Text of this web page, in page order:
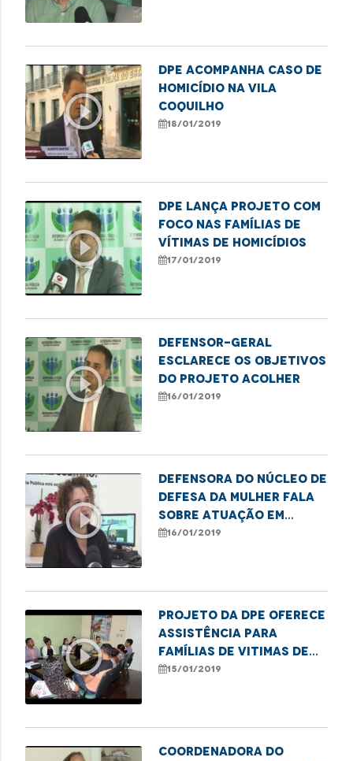
play_circle_outline
DPE acompanha caso de
homicídio na Vila
Coquilho
18/01/2019
play_circle_outline
DPE lança projeto com
foco nas famílias de
vítimas de homicídios
17/01/2019
play_circle_outline
Defensor-geral
esclarece os objetivos
do Projeto acolher
16/01/2019
play_circle_outline
Defensora do núcleo de
defesa da mulher fala
sobre atuação em
casos de violência
16/01/2019
play_circle_outline
Projeto da DPE oferece
assistência para
famílias de vitimas de
homicídios
15/01/2019
Coordenadora do